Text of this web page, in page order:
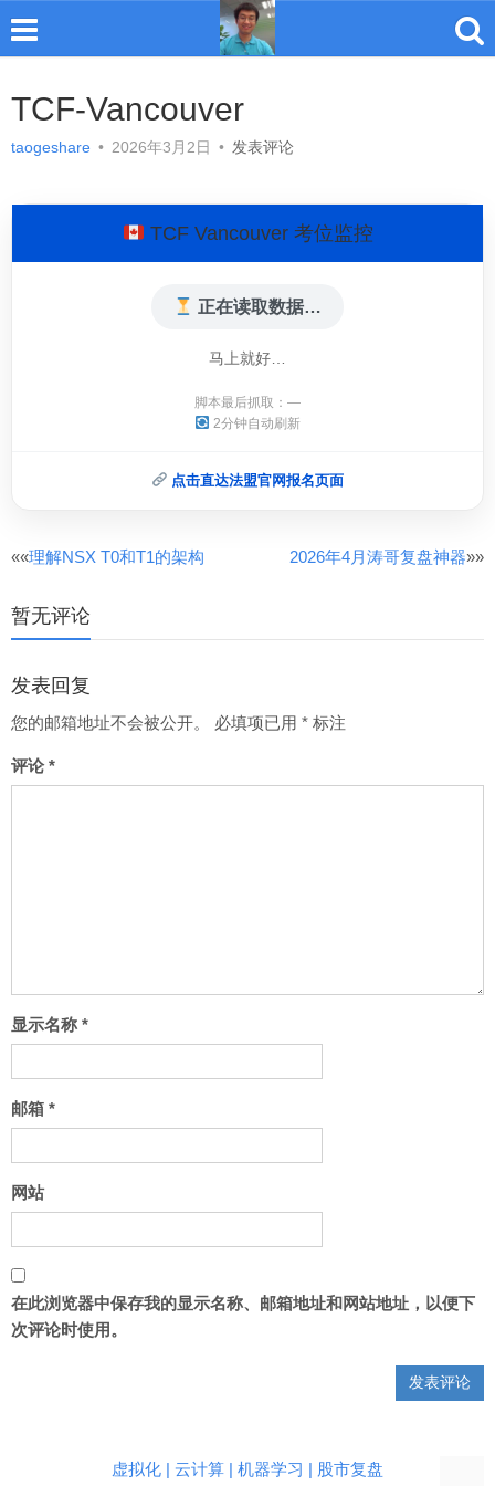
TCF-Vancouver
taogeshare • 2026年3月2日 • 发表评论
TCF Vancouver 考位监控
正在读取数据…
马上就好…
脚本最后抓取： —
2分钟自动刷新
点击直达法盟官网报名页面
文
章
分
页
««理解NSX T0和T1的架构 2026年4月涛哥复盘神器»»
暂无评论
发表回复
您的邮箱地址不会被公开。 必填项已用 * 标注
评论*
显示名称 *
邮箱 *
网站
在此浏览器中保存我的显示名称、邮箱地址和网站地址，以便下
次评论时使用。
虚拟化 | 云计算 | 机器学习 | 股市复盘